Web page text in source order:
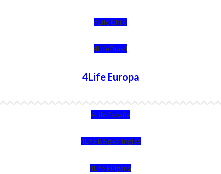
4Life Chile
4Life Brasil
4Life Europa
4Life España
4Life Bélgica Ingles
4Life Bulgaria